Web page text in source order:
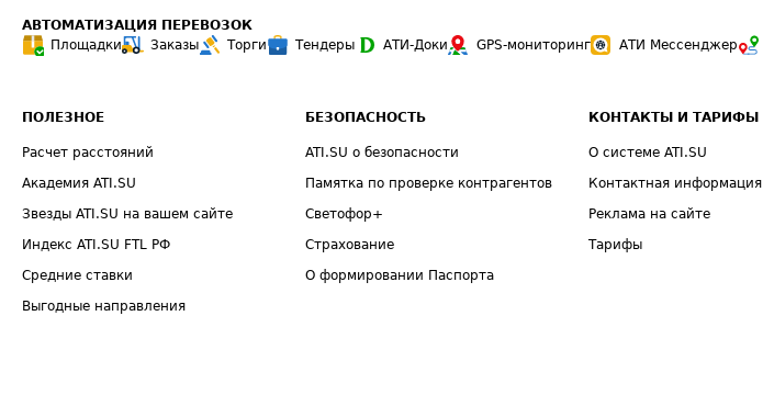
АВТОМАТИЗАЦИЯ ПЕРЕВОЗОК
Площадки
Заказы Торги Тендеры АТИ-Доки GPS-мониторинг АТИ Мессенджер
ПОЛЕЗНОЕ
Расчет расстояний
Академия ATI.SU
Звезды ATI.SU на вашем сайте
Индекс ATI.SU FTL РФ
Средние ставки
Выгодные направления
БЕЗОПАСНОСТЬ
ATI.SU о безопасности
Памятка по проверке контрагентов
Светофор+
Страхование
О формировании Паспорта
КОНТАКТЫ И ТАРИФЫ
О системе ATI.SU
Контактная информация
Реклама на сайте
Тарифы